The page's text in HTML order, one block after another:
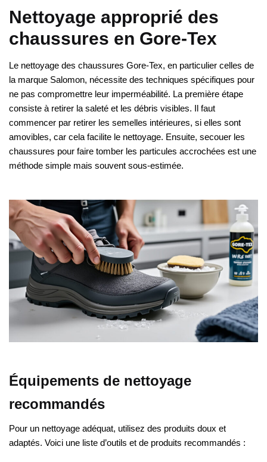
Nettoyage approprié des
chaussures en Gore-Tex
Le nettoyage des chaussures Gore-Tex, en particulier celles de
la marque Salomon, nécessite des techniques spécifiques pour
ne pas compromettre leur imperméabilité. La première étape
consiste à retirer la saleté et les débris visibles. Il faut
commencer par retirer les semelles intérieures, si elles sont
amovibles, car cela facilite le nettoyage. Ensuite, secouer les
chaussures pour faire tomber les particules accrochées est une
méthode simple mais souvent sous-estimée.
Équipements de nettoyage
recommandés
Pour un nettoyage adéquat, utilisez des produits doux et
adaptés. Voici une liste d’outils et de produits recommandés :